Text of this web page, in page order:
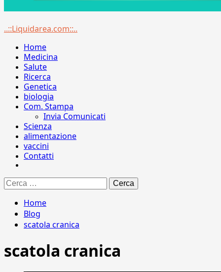
Menu
..::Liquidarea.com::..
Home
Medicina
Salute
Ricerca
Genetica
biologia
Com. Stampa
Invia Comunicati
Scienza
alimentazione
vaccini
Contatti
Ricerca
per:
Home
Blog
scatola cranica
scatola cranica